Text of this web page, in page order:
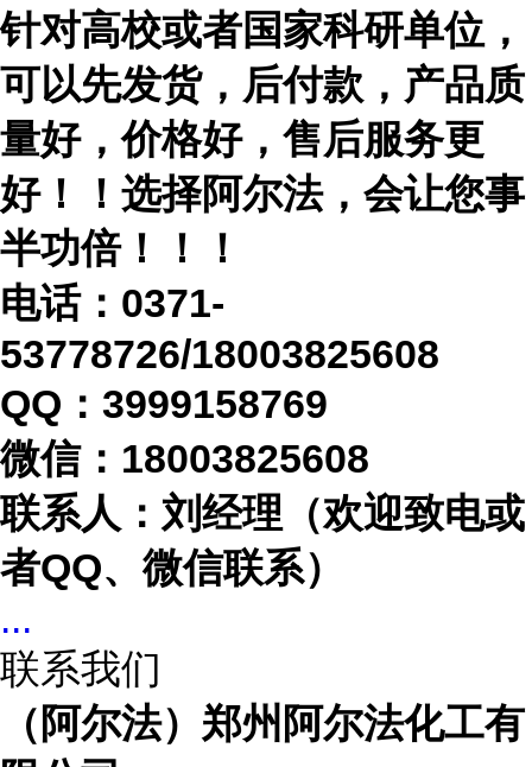
针对高校或者国家科研单位，
可以先发货，后付款，产品质
量好，价格好，售后服务更
好！！选择阿尔法，会让您事
半功倍！！！
电话： 0371-
53778726/18003825608
QQ：3999158769
微信： 18003825608
联系人：刘经理（欢迎致电或
者QQ、微信联系）
...
联系我们
（阿尔法）郑州阿尔法化工有